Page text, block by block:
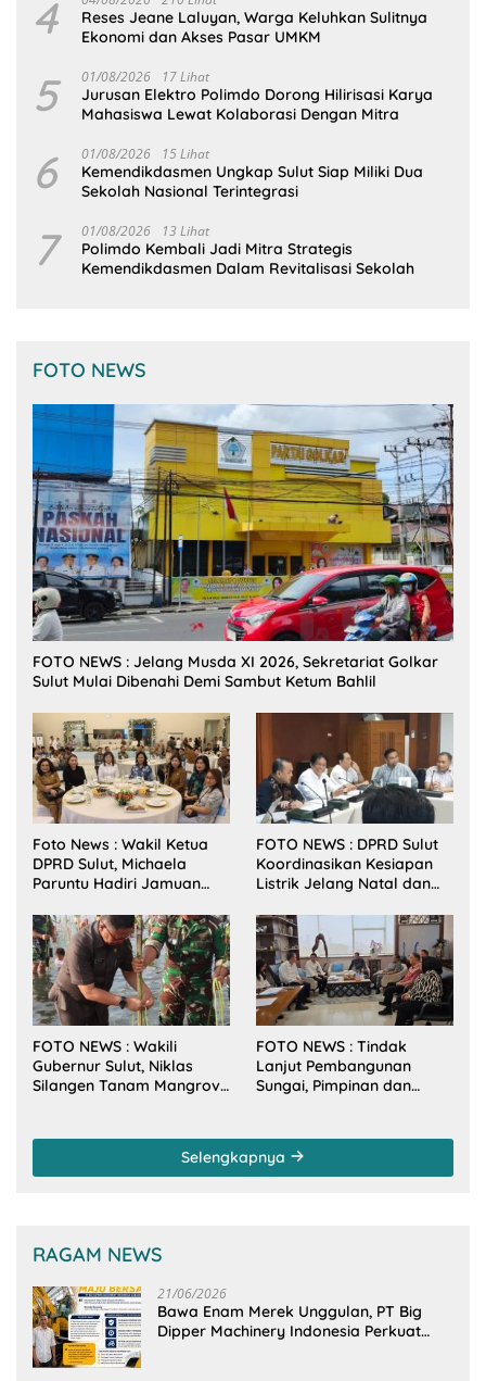
4
Reses Jeane Laluyan, Warga Keluhkan Sulitnya
Ekonomi dan Akses Pasar UMKM
5 01/08/2026 17 Lihat
Jurusan Elektro Polimdo Dorong Hilirisasi Karya
Mahasiswa Lewat Kolaborasi Dengan Mitra
6 01/08/2026 15 Lihat
Kemendikdasmen Ungkap Sulut Siap Miliki Dua
Sekolah Nasional Terintegrasi
7 01/08/2026 13 Lihat
Polimdo Kembali Jadi Mitra Strategis
Kemendikdasmen Dalam Revitalisasi Sekolah
FOTO NEWS
FOTO NEWS : Jelang Musda XI 2026, Sekretariat Golkar
Sulut Mulai Dibenahi Demi Sambut Ketum Bahlil
Foto News : Wakil Ketua
DPRD Sulut, Michaela
Paruntu Hadiri Jamuan
Sulut Bersama Wamenkes
RI
FOTO NEWS : DPRD Sulut
Koordinasikan Kesiapan
Listrik Jelang Natal dan
FOTO NEWS : Wakili
Gubernur Sulut, Niklas
Silangen Tanam Mangrove
FOTO NEWS : Tindak
Lanjut Pembangunan
Sungai, Pimpinan dan
Kementerian PU-RI
Selengkapnya
RAGAM NEWS
21/06/2026
Bawa Enam Merek Unggulan, PT Big
Dipper Machinery Indonesia Perkuat